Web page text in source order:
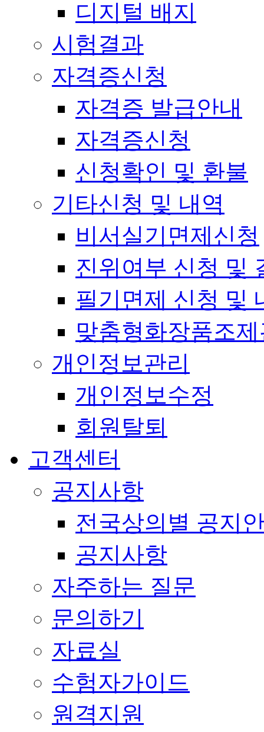
디지털 배지
시험결과
자격증신청
자격증 발급안내
자격증신청
신청확인 및 환불
기타신청 및 내역
비서실기면제신청
진위여부 신청 및
필기면제 신청 및
맞춤형화장품조
개인정보관리
개인정보수정
회원탈퇴
고객센터
공지사항
전국상의별 공지
공지사항
자주하는 질문
문의하기
자료실
수험자가이드
원격지원